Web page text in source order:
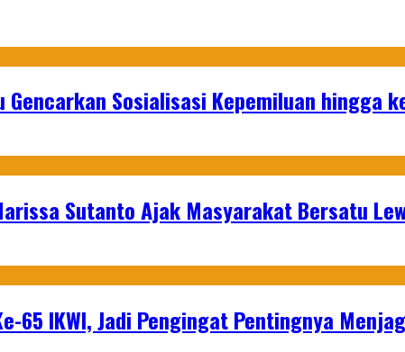
Gencarkan Sosialisasi Kepemiluan hingga
Sutanto Ajak Masyarakat Bersatu
65 IKWI, Jadi Pengingat Pentingnya